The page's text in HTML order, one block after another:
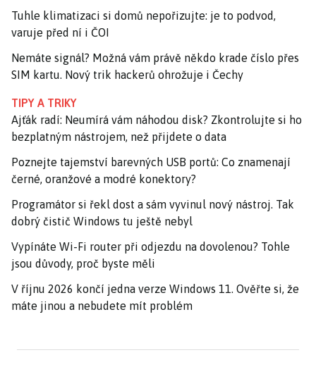
Tuhle klimatizaci si domů nepořizujte: je to podvod,
varuje před ní i ČOI
Nemáte signál? Možná vám právě někdo krade číslo přes
SIM kartu. Nový trik hackerů ohrožuje i Čechy
TIPY A TRIKY
Ajťák radí: Neumírá vám náhodou disk? Zkontrolujte si ho
bezplatným nástrojem, než přijdete o data
Poznejte tajemství barevných USB portů: Co znamenají
černé, oranžové a modré konektory?
Programátor si řekl dost a sám vyvinul nový nástroj. Tak
dobrý čistič Windows tu ještě nebyl
Vypínáte Wi-Fi router při odjezdu na dovolenou? Tohle
jsou důvody, proč byste měli
V říjnu 2026 končí jedna verze Windows 11. Ověřte si, že
máte jinou a nebudete mít problém